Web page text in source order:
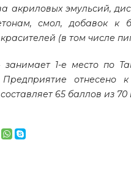
акриловых эмульсий,
смол, добавок к
(в том числе
занимает 1-е место по
Предприятие
65 баллов из